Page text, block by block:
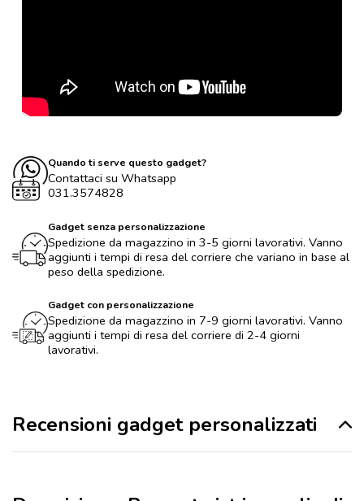
Quando ti serve questo gadget?
Contattaci su Whatsapp
031.3574828
Gadget senza personalizzazione
Spedizione da magazzino in 3-5 giorni lavorativi. Vanno
aggiunti i tempi di resa del corriere che variano in base al
peso della spedizione.
Gadget con personalizzazione
Spedizione da magazzino in 7-9 giorni lavorativi. Vanno
aggiunti i tempi di resa del corriere di 2-4 giorni
lavorativi.
Recensioni gadget personalizzati